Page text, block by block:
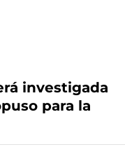
investigada
para la